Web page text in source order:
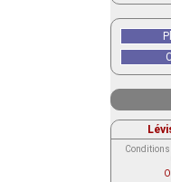
Conditions